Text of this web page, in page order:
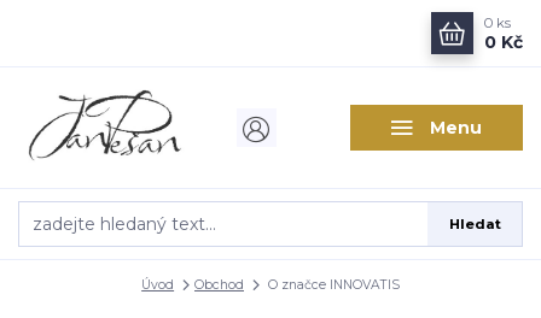
Menu
Hledat
0 ks
0 Kč
Úvod Obchod O značce INNOVATIS